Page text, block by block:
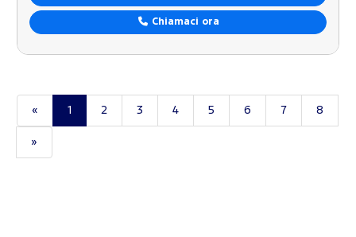
Chiamaci ora
« 1 2 3 4 5 6 7 8
»